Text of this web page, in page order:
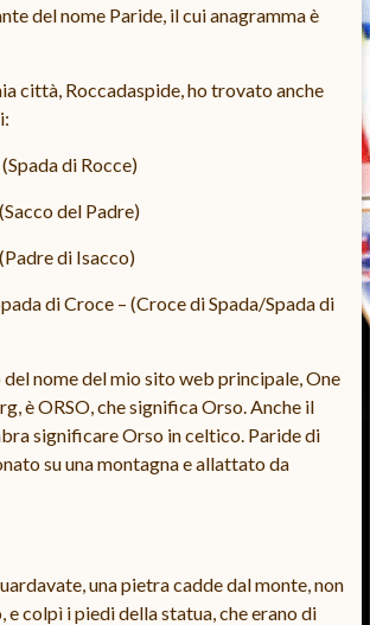
del nome Paride, il cui anagramma è
città, Roccadaspide, ho trovato anche
di Rocce)
del Padre)
di Isacco)
di Croce – (Croce di Spada/Spada di
del nome del mio sito web principale, One
è ORSO, che significa Orso. Anche il
significare Orso in celtico. Paride di
su una montagna e allattato da
una pietra cadde dal monte, non
e colpì i piedi della statua, che erano di